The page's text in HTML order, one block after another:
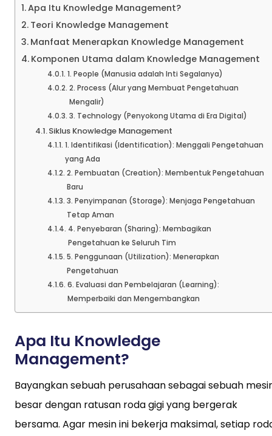
Apa Itu Knowledge Management?
Teori Knowledge Management
Manfaat Menerapkan Knowledge Management
Komponen Utama dalam Knowledge Management
1. People (Manusia adalah Inti Segalanya)
2. Process (Alur yang Membuat Pengetahuan
Mengalir)
3. Technology (Penyokong Utama di Era Digital)
Siklus Knowledge Management
1. Identifikasi (Identification): Menggali Pengetahuan
yang Ada
2. Pembuatan (Creation): Membentuk Pengetahuan
Baru
3. Penyimpanan (Storage): Menjaga Pengetahuan
Tetap Aman
4. Penyebaran (Sharing): Membagikan
Pengetahuan ke Seluruh Tim
5. Penggunaan (Utilization): Menerapkan
Pengetahuan
6. Evaluasi dan Pembelajaran (Learning):
Memperbaiki dan Mengembangkan
Apa Itu Knowledge
Management?
Bayangkan sebuah perusahaan sebagai sebuah
besar dengan ratusan roda gigi yang bergerak
bersama. Agar mesin ini bekerja maksimal, setiap